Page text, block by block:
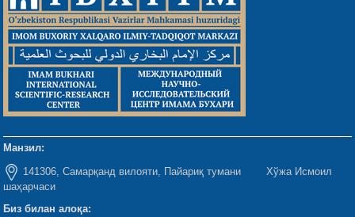
Манзил:
141306, Самарқанд вилояти, Пайариқ тумани Хўжа Исмоил
шаҳарчаси
Биз билан алоқа: